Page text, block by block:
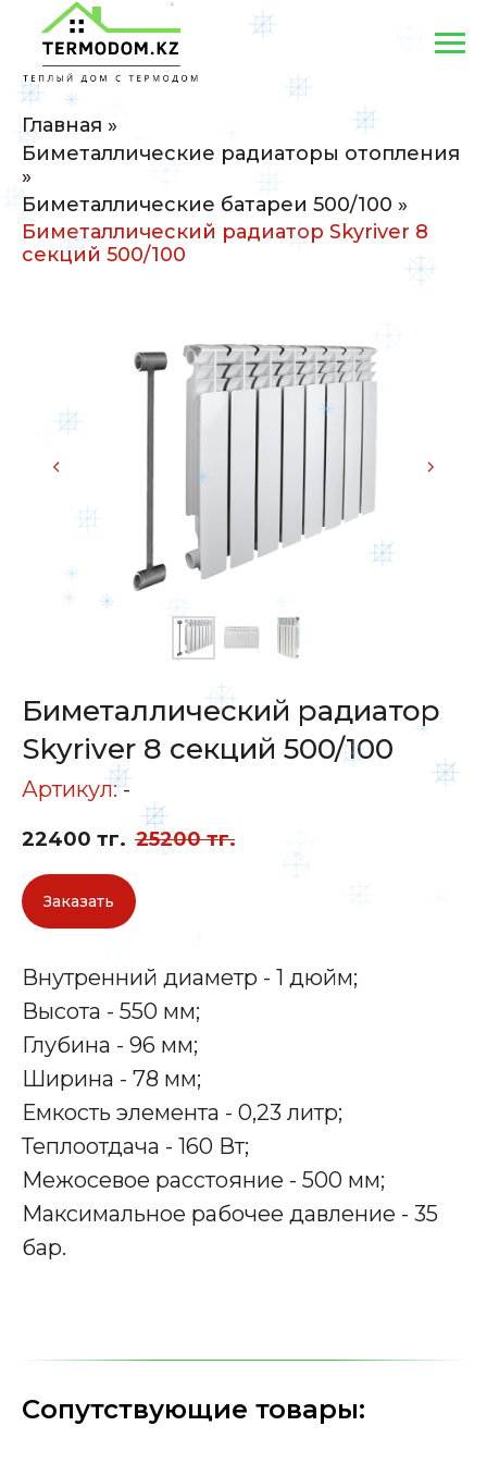
Главная »
Биметаллические радиаторы отопления
»
Биметаллические батареи 500/100 »
Биметаллический радиатор Skyriver 8
секций 500/100
Биметаллический радиатор
Skyriver 8 секций 500/100
Артикул:-
22400 тг. 25200 тг.
Заказать
Внутренний диаметр - 1 дюйм;
Высота - 550 мм;
Глубина - 96 мм;
Ширина - 78 мм;
Емкость элемента - 0,23 литр;
Теплоотдача - 160 Вт;
Межосевое расстояние - 500 мм;
Максимальное рабочее давление - 35
бар.
Сопутствующие товары: